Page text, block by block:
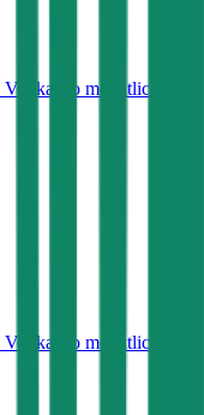
Vollkasko monatlich
Vollkasko monatlich